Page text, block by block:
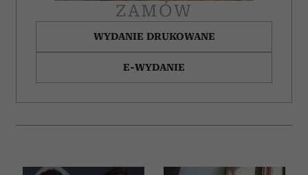
ZAMÓW
WYDANIE DRUKOWANE
E-WYDANIE